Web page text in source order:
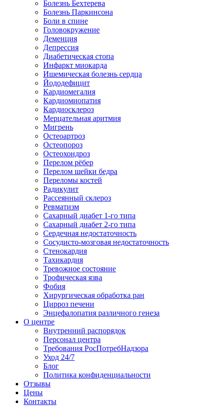
Болезнь Бехтерева
Болезнь Паркинсона
Боли в спине
Головокружение
Деменция
Депрессия
Диабетическая стопа
Инфаркт миокарда
Ишемическая болезнь сердца
Йододефицит
Кардиомегалия
Кардиомиопатия
Кардиосклероз
Мерцательная аритмия
Мигрень
Остеоартроз
Остеопороз
Остеохондроз
Перелом рёбер
Перелом шейки бедра
Переломы костей
Радикулит
Рассеянный склероз
Ревматизм
Сахарный диабет 1-го типа
Сахарный диабет 2-го типа
Сердечная недостаточность
Сосудисто-мозговая недостаточность
Стенокардия
Тахикардия
Тревожное состояние
Трофическая язва
Фобия
Хирургическая обработка ран
Цирроз печени
Энцефалопатия различного генеза
О центре
Внутренний распорядок
Персонал центра
Требования РосПотребНадзора
Уход 24/7
Блог
Политика конфиденциальности
Отзывы
Цены
Контакты